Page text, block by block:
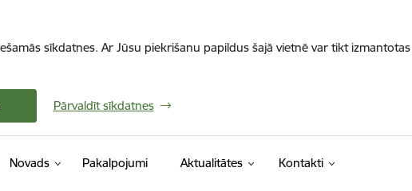
sīkdatnes. Ar Jūsu piekrišanu papildus šajā vietnē var tikt
Pārvaldīt sīkdatnes
Novads Pakalpojumi Aktualitātes Kontakti